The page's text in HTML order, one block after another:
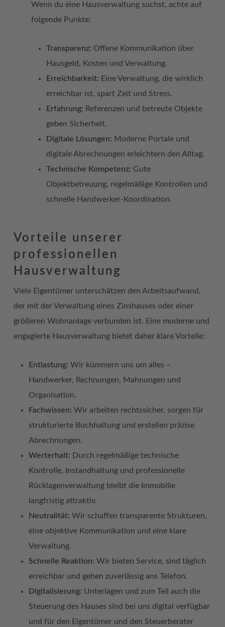
Wenn du eine Hausverwaltung suchst, achte auf
folgende Punkte:
Transparenz: Offene Kommunikation über
Hausgeld, Kosten und Verwaltung.
Erreichbarkeit: Eine Verwaltung, die wirklich
erreichbar ist, spart Zeit und Stress.
Erfahrung: Referenzen und betreute Objekte
geben Sicherheit.
Digitale Lösungen: Moderne Portale und
digitale Abrechnungen erleichtern den Alltag.
Technische Kompetenz: Gute
Objektbetreuung, regelmäßige Kontrollen und
schnelle Handwerker-Koordination.
Vorteile unserer
professionellen
Hausverwaltung
Viele Eigentümer unterschätzen den Arbeitsaufwand,
der mit der Verwaltung eines Zinshauses oder einer
größeren Wohnanlage verbunden ist. Eine moderne und
engagierte Hausverwaltung bietet daher klare Vorteile:
Entlastung: Wir kümmern uns um alles –
Handwerker, Rechnungen, Mahnungen und
Organisation.
Fachwissen: Wir arbeiten rechtssicher, sorgen für
strukturierte Buchhaltung und erstellen präzise
Abrechnungen.
Werterhalt: Durch regelmäßige technische
Kontrolle, Instandhaltung und professionelle
Rücklagenverwaltung bleibt die Immobilie
langfristig attraktiv.
Neutralität: Wir schaffen transparente Strukturen,
eine objektive Kommunikation und eine klare
Verwaltung.
Schnelle Reaktion: Wir bieten Service, sind täglich
erreichbar und gehen zuverlässig ans Telefon.
Digitalisierung: Unterlagen und zum Teil auch die
Steuerung des Hauses sind bei uns digital verfügbar
und für den Eigentümer und den Steuerberater